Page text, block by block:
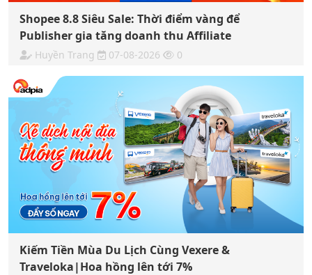
Shopee 8.8 Siêu Sale: Thời điểm vàng để
Publisher gia tăng doanh thu Affiliate
Huyền Trang 07-08-2026 0
Kiếm Tiền Mùa Du Lịch Cùng Vexere &
Traveloka|Hoa hồng lên tới 7%